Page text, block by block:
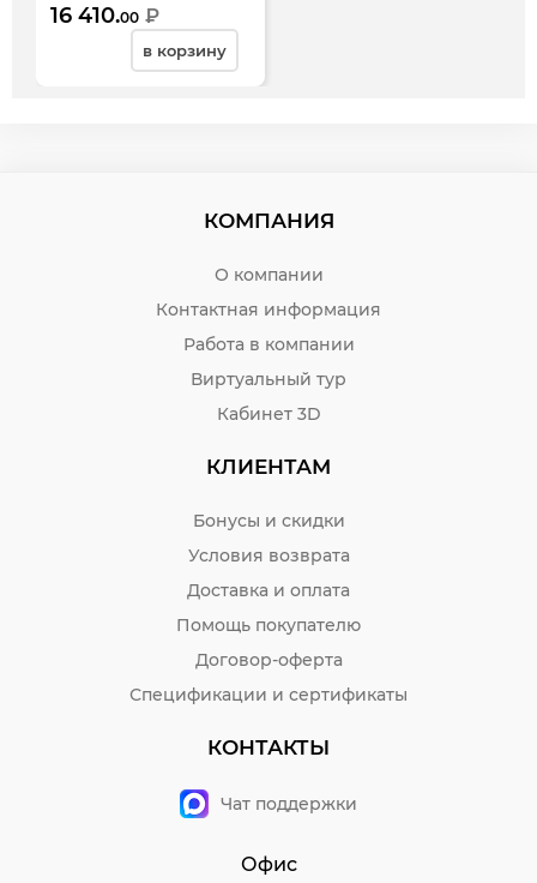
16 410.00 ₽
в корзину
КОМПАНИЯ
О компании
Контактная информация
Работа в компании
Виртуальный тур
Кабинет 3D
КЛИЕНТАМ
Бонусы и скидки
Условия возврата
Доставка и оплата
Помощь покупателю
Договор-оферта
Спецификации и сертификаты
КОНТАКТЫ
Чат поддержки
Офис